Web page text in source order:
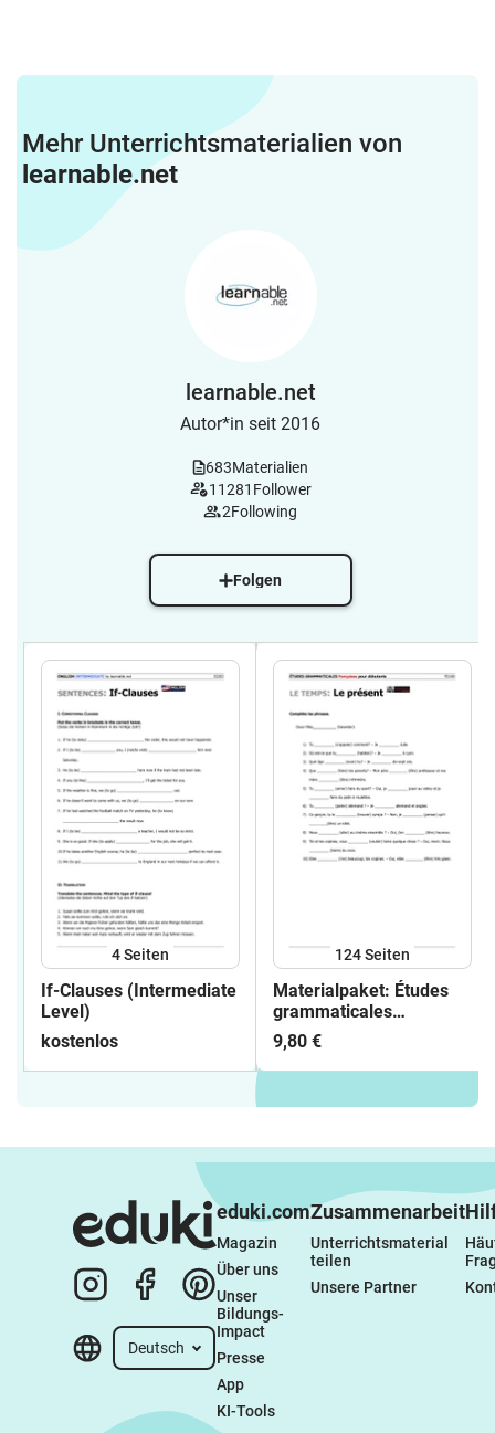
Mehr Unterrichtsmaterialien von
learnable.net
learnable.net
Autor*in seit 2016
683Materialien
11281 Follower
2Following
Folgen
4Seiten
If-Clauses (Intermediate
Level)
kostenlos
124Seiten
Materialpaket: Études
grammaticales
françaises pour
débutants
9,80 €
Deutsch
eduki.com
Magazin
Über uns
Unser
Bildungs-
Impact
Presse
App
KI-Tools
Zusammenarbeit
Unterrichtsmaterial
teilen
Unsere Partner